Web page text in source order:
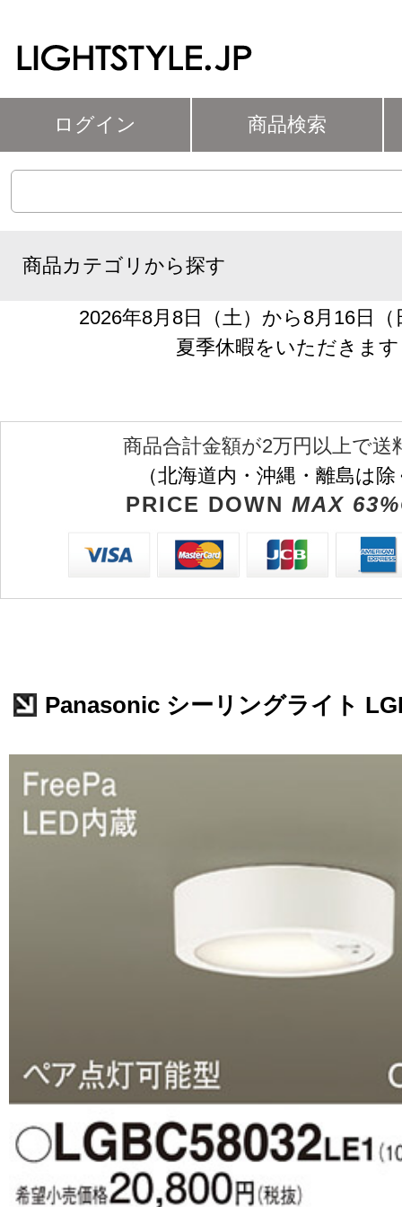
ログイン 商品検索
商品カテゴリから探す
2026年8月8日（土）から8月16日
夏季休暇をいただきます
商品合計金額が2万円以上で送
（北海道内・沖縄・離島は
PRICE DOWN MAX
Panasonic シーリングライト